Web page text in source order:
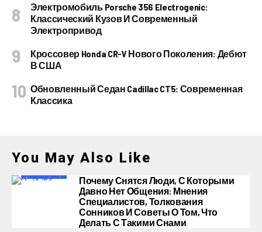
Электромобиль Porsche 356 Electrogenic:
Классический Кузов И Современный
Электропривод
Кроссовер Honda CR-V Нового Поколения: Дебют
В США
Обновленный Седан Cadillac CT5: Современная
Классика
You May Also Like
Почему Снятся Люди, С Которыми
Давно Нет Общения: Мнения
Специалистов, Толкования
Сонников И Советы О Том, Что
Делать С Такими Снами